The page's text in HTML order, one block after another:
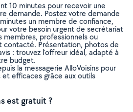
10 minutes pour recevoir une
demande. Postez votre demande
un membre de confiance,
votre besoin urgent de secrétariat
membres, professionnels ou
contacté. Présentation, photos de
: trouvez l'offreur idéal, adapté à
budget.
la messagerie AlloVoisins pour
efficaces grâce aux outils
est gratuit ?